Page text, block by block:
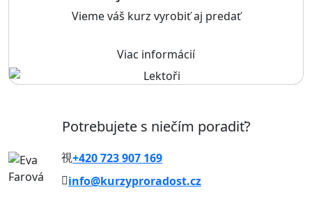
Vieme váš kurz vyrobiť aj predať
Viac informácií
Potrebujete s niečím poradiť?
+420 723 907 169
info@kurzyproradost.cz